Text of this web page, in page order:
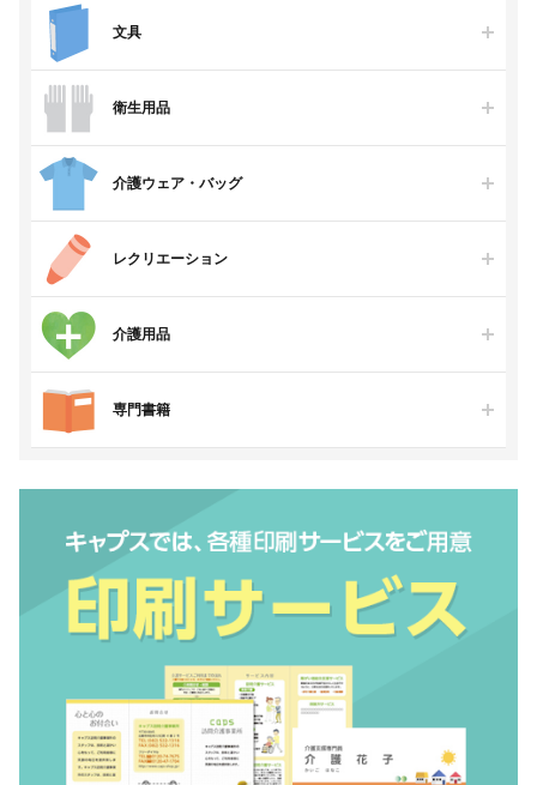
文具
衛生用品
介護ウェア・バッグ
レクリエーション
介護用品
専門書籍